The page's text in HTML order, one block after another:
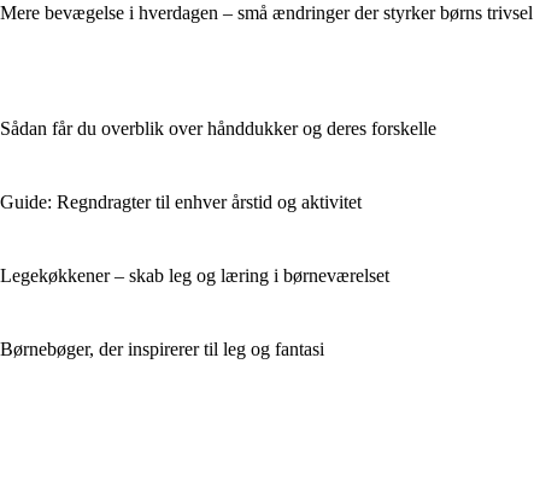
Mere bevægelse i hverdagen – små ændringer der styrker børns trivsel
Sådan får du overblik over hånddukker og deres forskelle
Guide: Regndragter til enhver årstid og aktivitet
Legekøkkener – skab leg og læring i børneværelset
Børnebøger, der inspirerer til leg og fantasi